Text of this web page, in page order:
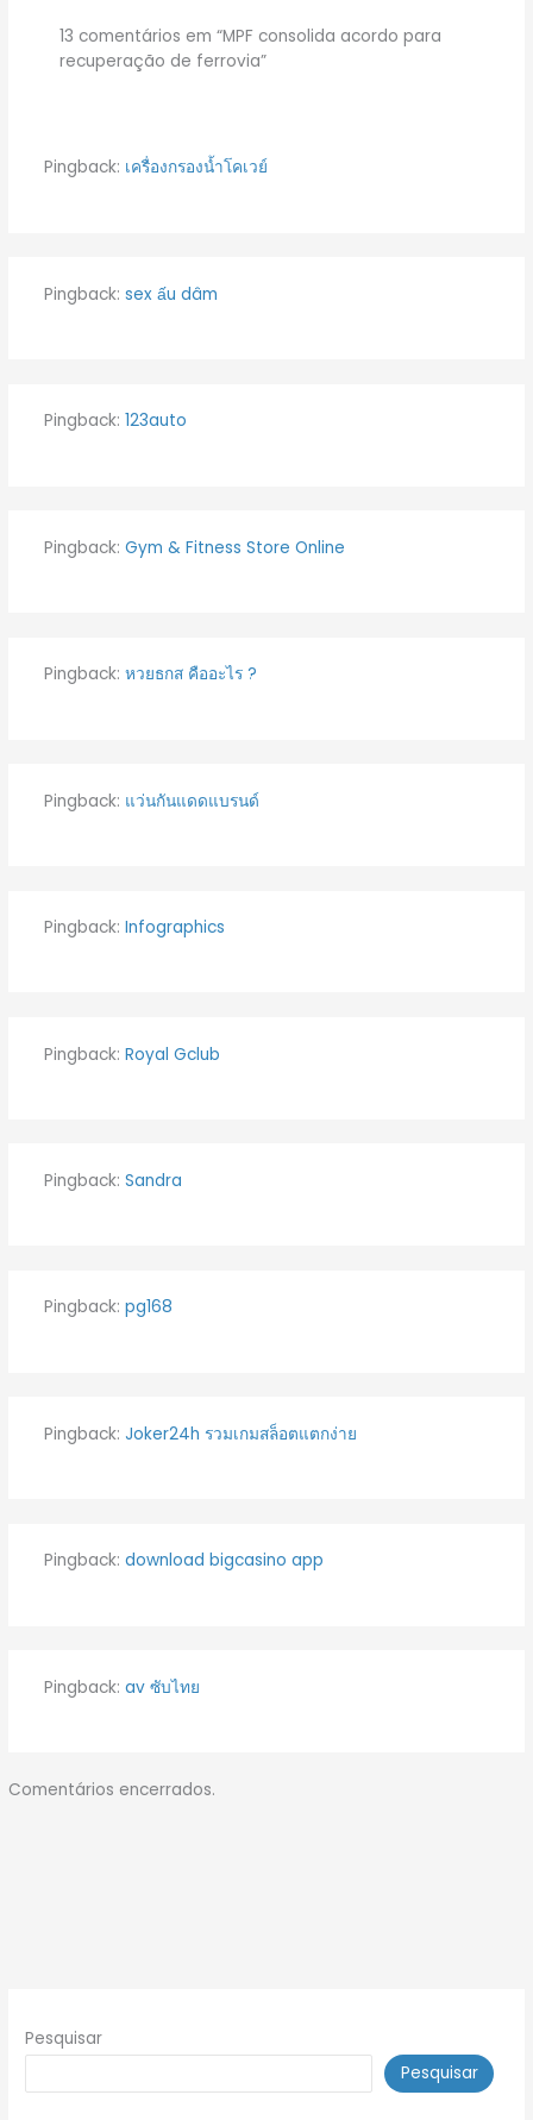
13 comentários em “MPF consolida acordo para
recuperação de ferrovia”
Pingback: เครื่องกรองน้ำโคเวย์
Pingback: sex ấu dâm
Pingback: 123auto
Pingback: Gym & Fitness Store Online
Pingback: หวยธกส คืออะไร ?
Pingback: แว่นกันแดดแบรนด์
Pingback: Infographics
Pingback: Royal Gclub
Pingback: Sandra
Pingback: pg168
Pingback: Joker24h รวมเกมสล็อตแตกง่าย
Pingback: download bigcasino app
Pingback: av ซับไทย
Comentários encerrados.
Pesquisar
Pesquisar